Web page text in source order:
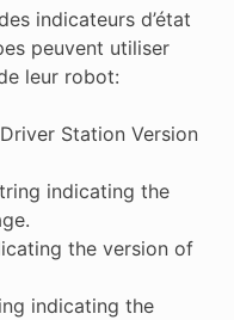
indicateurs d’état
peuvent utiliser
leur robot:
Station Version
indicating the
the version of
indicating the